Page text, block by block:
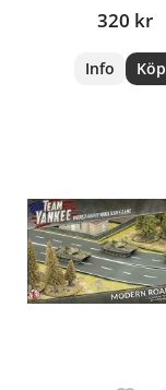
320 kr
Info Köp